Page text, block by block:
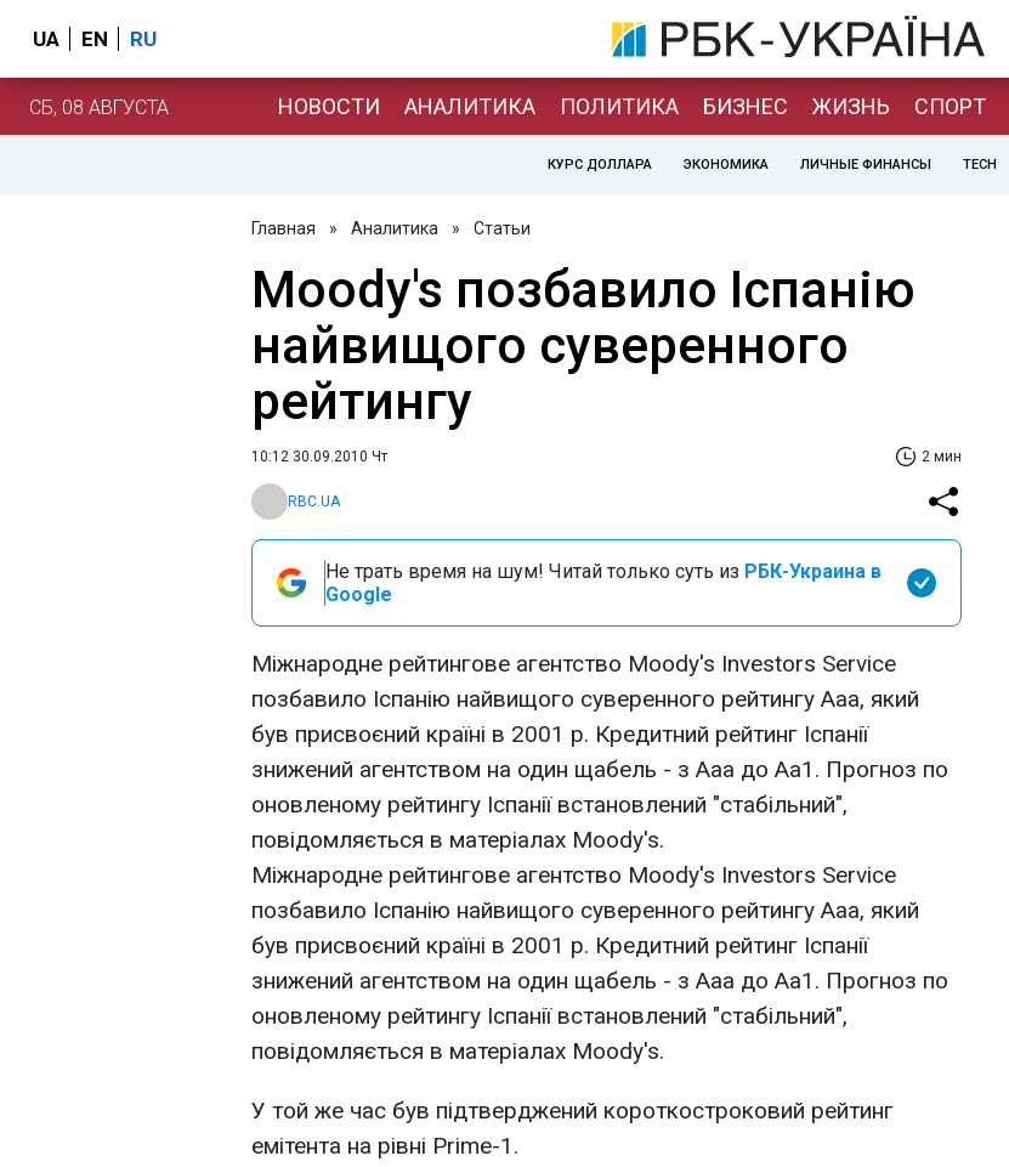
UA EN RU
СБ, 08 АВГУСТА НОВОСТИ АНАЛИТИКА ПОЛИТИКА БИЗНЕС ЖИЗНЬ СПОРТ
КУРС ДОЛЛАРА ЭКОНОМИКА ЛИЧНЫЕ ФИНАНСЫ TECH
Главная » Аналитика » Статьи
Moody's позбавило Іспанію
найвищого суверенного
рейтингу
10:12 30.09.2010 Чт 2 мин
RBC.UA
Не трать время на шум! Читай только суть из РБК-Украина в
Google
Міжнародне рейтингове агентство Moody's Investors Service
позбавило Іспанію найвищого суверенного рейтингу Aaa, який
був присвоєний країні в 2001 р. Кредитний рейтинг Іспанії
знижений агентством на один щабель - з Aaa до Aa1. Прогноз по
оновленому рейтингу Іспанії встановлений "стабільний",
повідомляється в матеріалах Moody's.
Міжнародне рейтингове агентство Moody's Investors Service
позбавило Іспанію найвищого суверенного рейтингу Aaa, який
був присвоєний країні в 2001 р. Кредитний рейтинг Іспанії
знижений агентством на один щабель - з Aaa до Aa1. Прогноз по
оновленому рейтингу Іспанії встановлений "стабільний",
повідомляється в матеріалах Moody's.
У той же час був підтверджений короткостроковий рейтинг
емітента на рівні Prime-1.